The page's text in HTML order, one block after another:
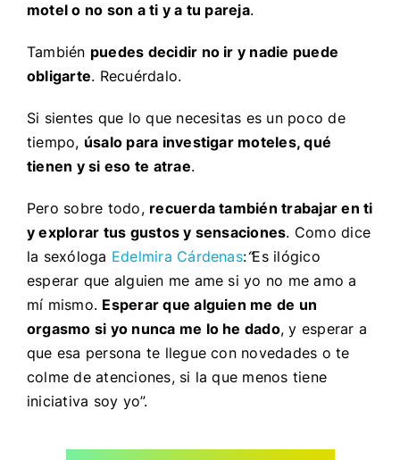
motel o no son a ti y a tu pareja.
También puedes decidir no ir y nadie puede
obligarte. Recuérdalo.
Si sientes que lo que necesitas es un poco de
tiempo, úsalo para investigar moteles, qué
tienen y si eso te atrae.
Pero sobre todo, recuerda también trabajar en ti
y explorar tus gustos y sensaciones. Como dice
la sexóloga Edelmira Cárdenas:“Es ilógico
esperar que alguien me ame si yo no me amo a
mí mismo. Esperar que alguien me de un
orgasmo si yo nunca me lo he dado, y esperar a
que esa persona te llegue con novedades o te
colme de atenciones, si la que menos tiene
iniciativa soy yo”.